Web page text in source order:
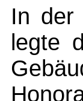
In der
legte